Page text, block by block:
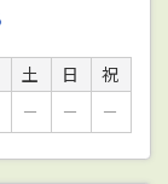
土 日
祝
－ － －